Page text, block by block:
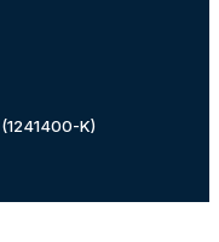
(1241400-K)